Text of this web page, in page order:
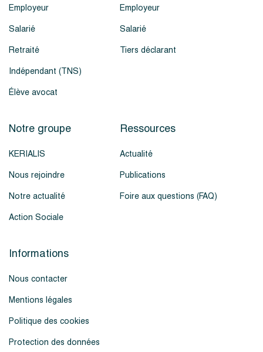
Employeur
Salarié
Retraité
Indépendant (TNS)
Élève avocat
Employeur
Salarié
Tiers déclarant
Notre groupe
KERIALIS
Nous rejoindre
Notre actualité
Action Sociale
Ressources
Actualité
Publications
Foire aux questions (FAQ)
Informations
Nous contacter
Mentions légales
Politique des cookies
Protection des données